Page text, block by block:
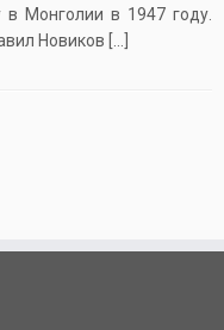
в Монголии в 1947 году.
Новиков […]